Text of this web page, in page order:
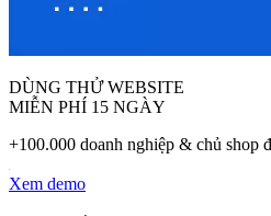
DÙNG THỬ WEBSITE
MIỄN PHÍ 15 NGÀY
+100.000 doanh nghiệp & chủ shop
Xem demo